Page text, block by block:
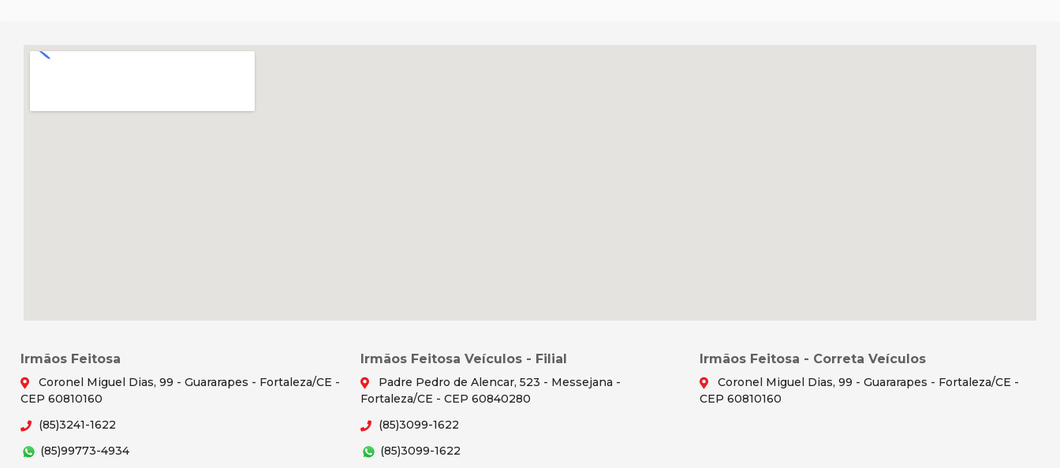
Irmãos Feitosa
Coronel Miguel Dias, 99 - Guararapes - Fortaleza/CE -
CEP 60810160
(85)3241-1622
(85)99773-4934
Irmãos Feitosa Veículos - Filial
Padre Pedro de Alencar, 523 - Messejana -
Fortaleza/CE - CEP 60840280
(85)3099-1622
(85)3099-1622
Irmãos Feitosa - Correta Veículos
Coronel Miguel Dias, 99 - Guararapes - Fortaleza/CE -
CEP 60810160